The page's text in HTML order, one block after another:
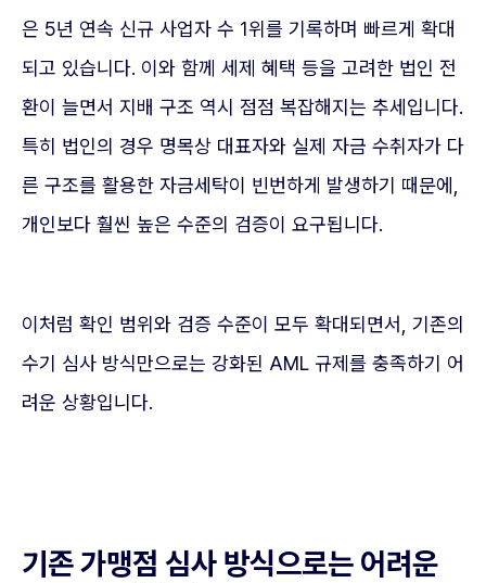
은 5년 연속 신규 사업자 수 1위를 기록하며 빠르게 확대
되고 있습니다. 이와 함께 세제 혜택 등을 고려한 법인 전
환이 늘면서 지배 구조 역시 점점 복잡해지는 추세입니다.
특히 법인의 경우 명목상 대표자와 실제 자금 수취자가 다
른 구조를 활용한 자금세탁이 빈번하게 발생하기 때문에,
개인보다 훨씬 높은 수준의 검증이 요구됩니다.
이처럼 확인 범위와 검증 수준이 모두 확대되면서, 기존의
수기 심사 방식만으로는 강화된 AML 규제를 충족하기 어
려운 상황입니다.
기존 가맹점 심사 방식으로는 어려운